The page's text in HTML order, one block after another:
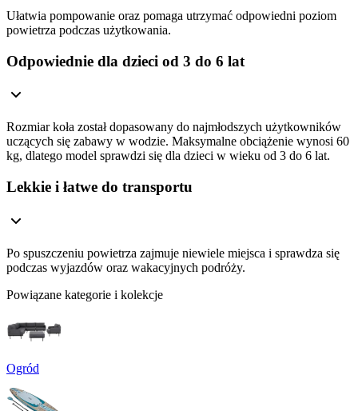
Ułatwia pompowanie oraz pomaga utrzymać odpowiedni poziom
powietrza podczas użytkowania.
Odpowiednie dla dzieci od 3 do 6 lat
Rozmiar koła został dopasowany do najmłodszych użytkowników
uczących się zabawy w wodzie. Maksymalne obciążenie wynosi 60
kg, dlatego model sprawdzi się dla dzieci w wieku od 3 do 6 lat.
Lekkie i łatwe do transportu
Po spuszczeniu powietrza zajmuje niewiele miejsca i sprawdza się
podczas wyjazdów oraz wakacyjnych podróży.
Powiązane kategorie i kolekcje
Ogród